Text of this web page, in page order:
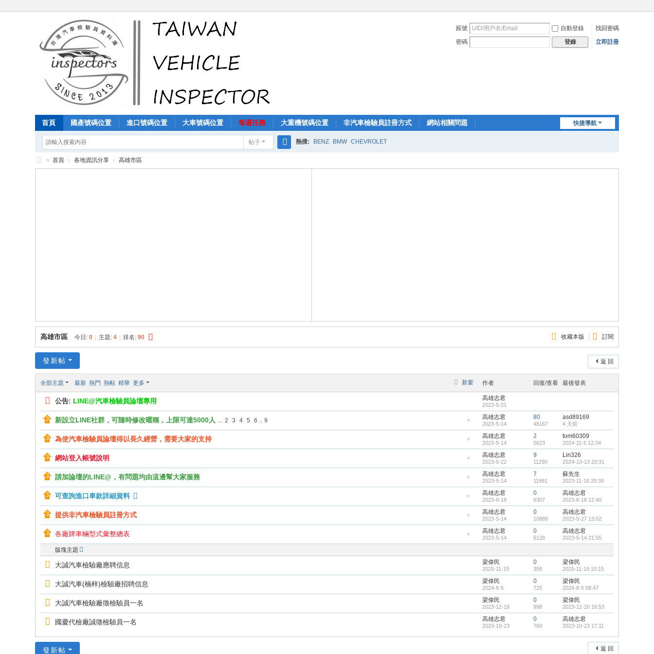
賬號 自動登錄
找回密碼
密碼
登錄 立即註冊
快捷導航
首頁 國產號碼位置 進口號碼位置 大車號碼位置 每週任務 大重機號碼位置 非汽車檢驗員註冊方式 網站相關問題
帖子
索
熱搜: BENZ BMW CHEVROLET
» 首頁 › 各地資訊分享 › 高雄市區
收藏本版 訂閱
高雄市區 今日: 0 主題: 4 排名: 90
返 回
發新帖
新窗
全部主題 最新 熱門 熱帖 精華 更多 作者 回復/查看 最後發表
公告: LINE@汽車檢驗員論壇專用 高雄志君
2023-5-21
藏
置
帖
新設立LINE社群，可隨時修改暱稱，上限可達5000人 ... 2 3 4 5 6 .. 9 高雄志君
2023-5-14
80
48167
asd89169
4 天前
藏
置
帖
為使汽車檢驗員論壇得以長久經營，需要大家的支持 高雄志君
2023-5-14
2
5623
tom60309
2024-11-5 12:34
藏
置
帖
網站登入帳號說明 高雄志君
2023-5-22
9
11290
Lin326
2024-10-13 20:31
藏
置
帖
請加論壇的LINE@，有問題均由這邊幫大家服務 高雄志君
2023-5-14
7
11991
蘇先生
2023-11-16 20:39
藏
置
帖
可查詢進口車款詳細資料 高雄志君
2023-6-18
0
6307
高雄志君
2023-6-18 12:40
藏
置
帖
提供非汽車檢驗員註冊方式 高雄志君
2023-5-14
0
10889
高雄志君
2023-5-27 13:02
藏
頂
各廠牌車輛型式彙整總表 高雄志君
2023-5-14
0
6128
高雄志君
2023-5-14 21:55
版塊主題
大誠汽車檢驗廠應聘信息 梁偉民
2025-11-19
0
358
梁偉民
2025-11-19 10:15
大誠汽車(楠梓)檢驗廠招聘信息 梁偉民
2024-8-5
0
725
梁偉民
2024-8-5 08:47
大誠汽車檢驗廠徵檢驗員一名 梁偉民
2023-12-19
0
998
梁偉民
2023-12-20 16:53
國慶代檢廠誠徵檢驗員一名 高雄志君
2023-10-23
0
760
高雄志君
2023-10-23 17:11
返 回
發新帖